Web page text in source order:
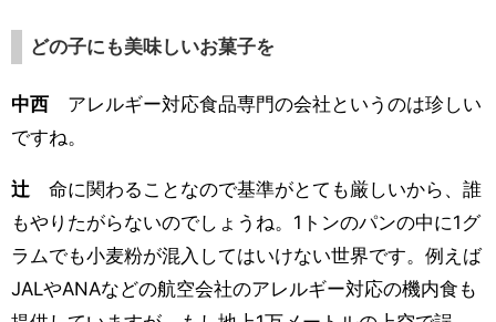
どの子にも美味しいお菓子を
中西 アレルギー対応食品専門の会社というのは珍しい
ですね。
辻 命に関わることなので基準がとても厳しいから、誰
もやりたがらないのでしょうね。1トンのパンの中に1グ
ラムでも小麦粉が混入してはいけない世界です。例えば
JALやANAなどの航空会社のアレルギー対応の機内食も